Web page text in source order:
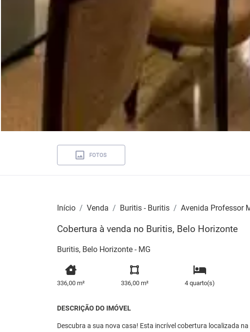
FOTOS
Início Venda Buritis - Buritis Avenida Professor
Cobertura à venda no Buritis, Belo Horizonte
Buritis, Belo Horizonte - MG
336,00 m² 336,00 m² 4 quarto(s)
DESCRIÇÃO DO IMÓVEL
Descubra a sua nova casa! Esta incrível cobertura localizada